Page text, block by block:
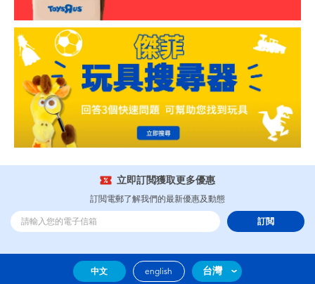
立即訂閲獲取更多優惠
訂閲電郵了解我們的最新優惠及動態
訂閲
中文 english 台灣